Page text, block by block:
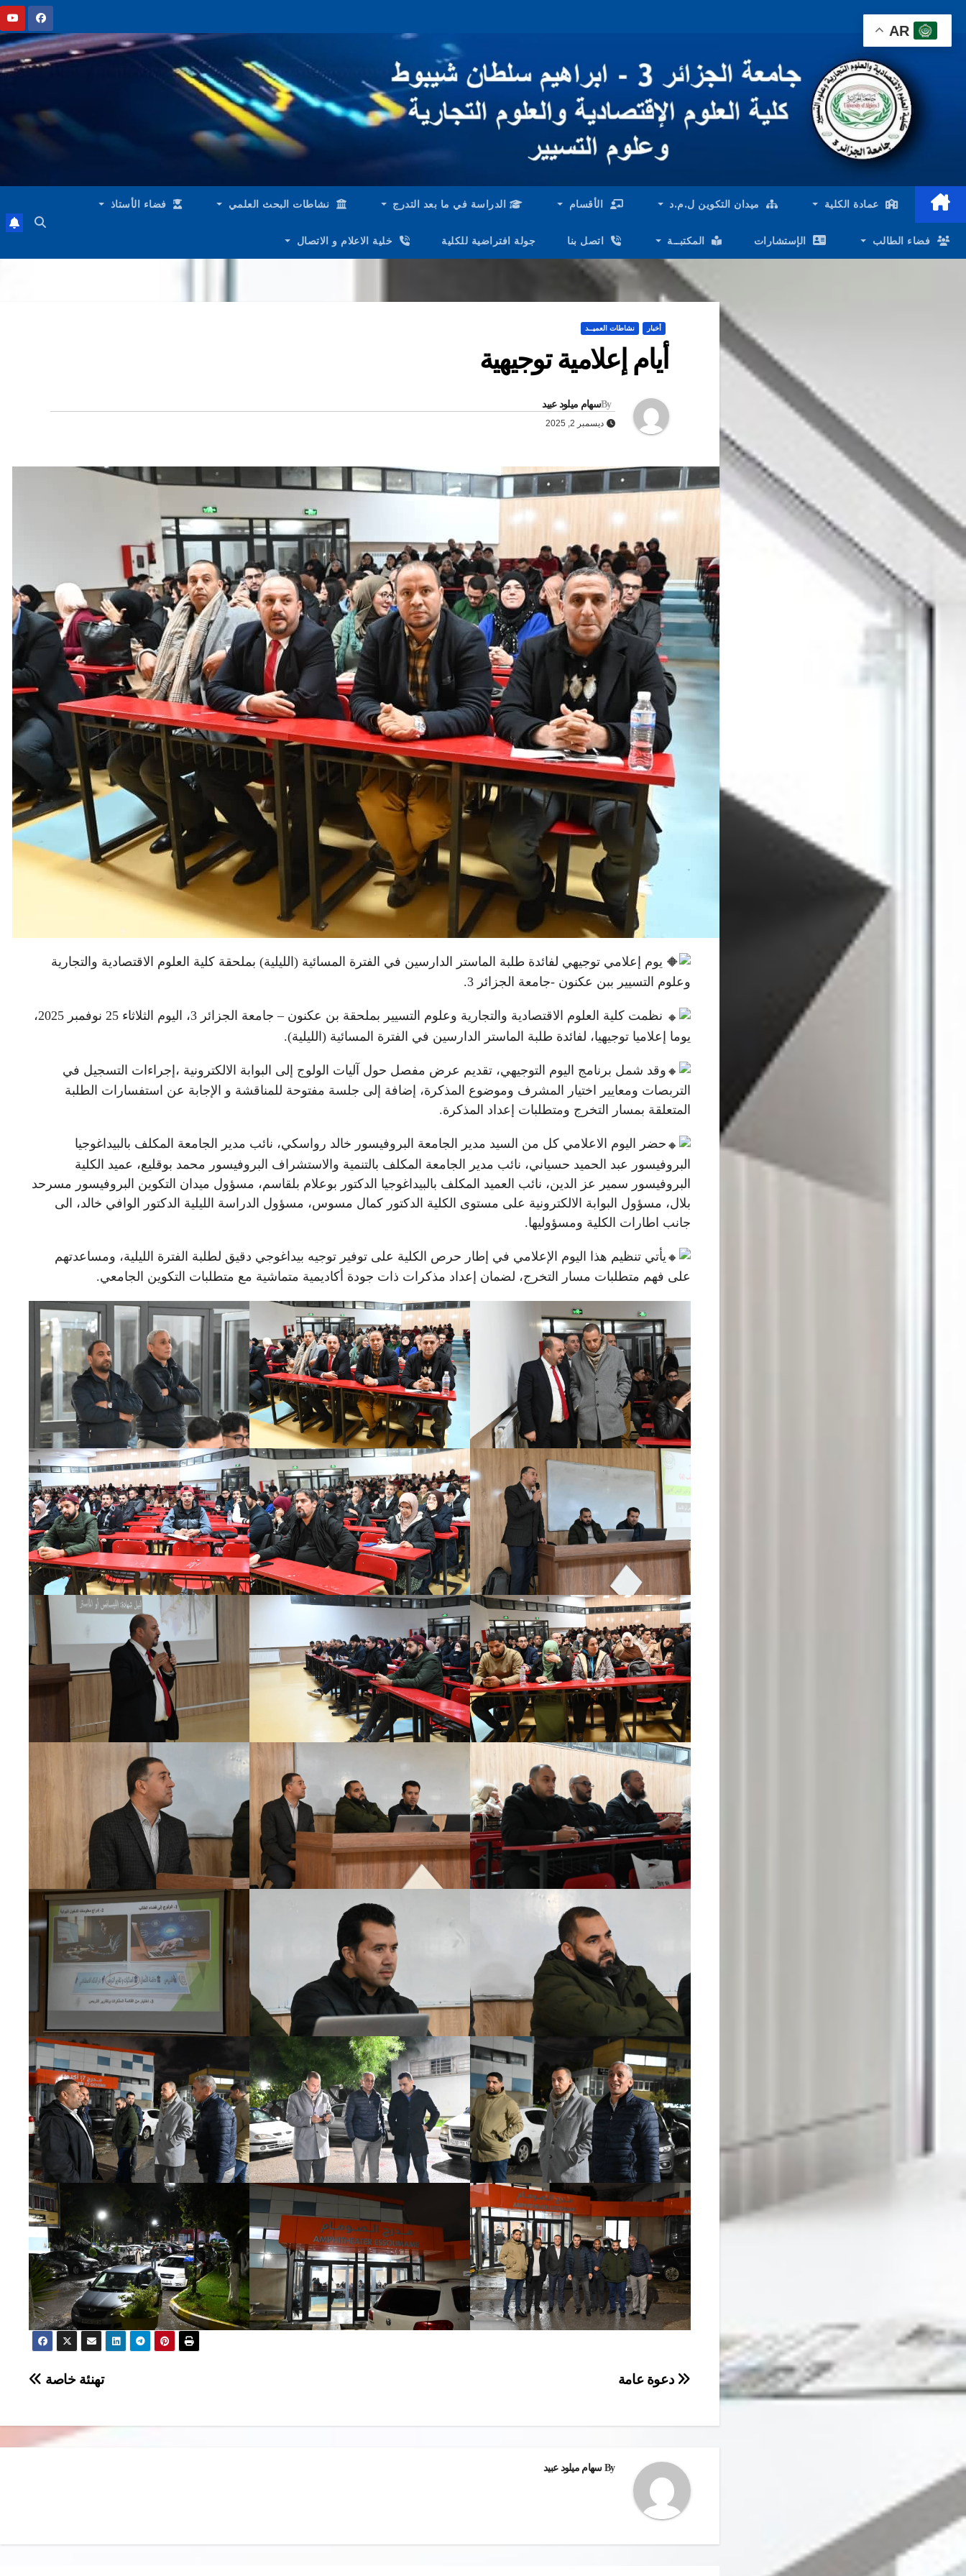
عمادة الكلية ميدان التكوين ل.م.د الأقسام الدراسة في ما بعد التدرج نشاطات البحث العلمي فضاء الأستاذ
فضاء الطالب الإستشارات المكتبــة اتصل بنا جولة افتراضية للكلية خلية الاعلام و الاتصال
أخبار نشاطات العميــد
أيام إعلامية توجيهية
Byسهام ميلود عبيد
ديسمبر 2, 2025
يوم إعلامي توجيهي لفائدة طلبة الماستر الدارسين في الفترة المسائية (الليلية) بملحقة كلية العلوم الاقتصادية والتجارية
وعلوم التسيير ببن عكنون -جامعة الجزائر 3.
نظمت كلية العلوم الاقتصادية والتجارية وعلوم التسيير بملحقة بن عكنون – جامعة الجزائر 3، اليوم الثلاثاء 25 نوفمبر 2025،
يوما إعلاميا توجيهيا، لفائدة طلبة الماستر الدارسين في الفترة المسائية (الليلية).
وقد شمل برنامج اليوم التوجيهي، تقديم عرض مفصل حول آليات الولوج إلى البوابة الالكترونية ،إجراءات التسجيل في
التربصات ومعايير اختيار المشرف وموضوع المذكرة، إضافة إلى جلسة مفتوحة للمناقشة و الإجابة عن استفسارات الطلبة
المتعلقة بمسار التخرج ومتطلبات إعداد المذكرة.
حضر اليوم الاعلامي كل من السيد مدير الجامعة البروفيسور خالد رواسكي، نائب مدير الجامعة المكلف بالبيداغوجيا
البروفيسور عبد الحميد حسياني، نائب مدير الجامعة المكلف بالتنمية والاستشراف البروفيسور محمد بوقليع، عميد الكلية
البروفيسور سمير عز الدين، نائب العميد المكلف بالبيداغوجيا الدكتور بوعلام بلقاسم، مسؤول ميدان التكوين البروفيسور مسرحد
بلال، مسؤول البوابة الالكترونية على مستوى الكلية الدكتور كمال مسوس، مسؤول الدراسة الليلية الدكتور الوافي خالد، الى
جانب اطارات الكلية ومسؤوليها.
يأتي تنظيم هذا اليوم الإعلامي في إطار حرص الكلية على توفير توجيه بيداغوجي دقيق لطلبة الفترة الليلية، ومساعدتهم
على فهم متطلبات مسار التخرج، لضمان إعداد مذكرات ذات جودة أكاديمية متماشية مع متطلبات التكوين الجامعي.
تصفّح
تهنئة خاصة دعوة عامة
By سهام ميلود عبيد
AR